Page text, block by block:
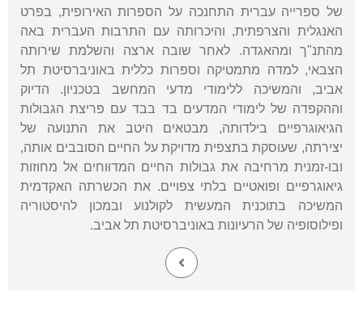
של ספרייה עברית התחנכה על הספרות האירופית, בפרט
האנגלית והצרפתית, והיכרותה עם התרבות העברית באה
מהתנ"ך ומהאגדה. לאחר שובה ארצה והשלמת שירותה
הצבאי, למדה מתמטיקה וספרות כללית באוניברסיטת תל
אביב, והמשיכה ללימודי מדעי המחשב בטכניון. הדיוק
וההקפדה של לימודי המדעים בד בבד עם פריצת הגבולות
הגיאוגרפיים בילדותה, מבטאים היטב את התנועה של
יצירתה, שעוסקת בתצפית מדויקת על החיים הסובבים אותה,
ובו-זמנית מרחיבה את גבולות החיים המדוּוחים אל מחוזות
גיאוגרפיים ופואטיים בלתי צפויים. את הכשרתה האקדמית
המשיכה בתוכנית המעשית לקולנוע ובמכון להיסטוריה
ופילוסופיה של הרעיונות באוניברסיטת תל אביב.